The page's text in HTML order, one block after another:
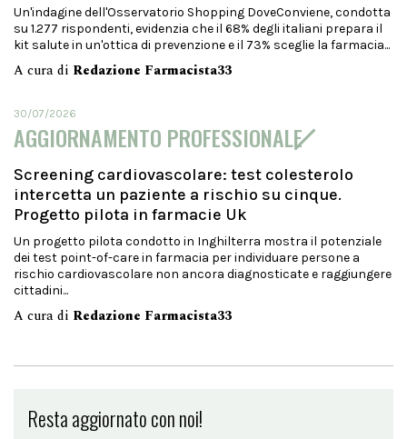
Un'indagine dell'Osservatorio Shopping DoveConviene, condotta
su 1.277 rispondenti, evidenzia che il 68% degli italiani prepara il
kit salute in un'ottica di prevenzione e il 73% sceglie la farmacia...
A cura di Redazione Farmacista33
30/07/2026
AGGIORNAMENTO PROFESSIONALE
Screening cardiovascolare: test colesterolo
intercetta un paziente a rischio su cinque.
Progetto pilota in farmacie Uk
Un progetto pilota condotto in Inghilterra mostra il potenziale
dei test point-of-care in farmacia per individuare persone a
rischio cardiovascolare non ancora diagnosticate e raggiungere
cittadini...
A cura di Redazione Farmacista33
Resta aggiornato con noi!